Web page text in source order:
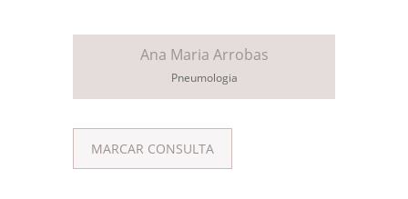
Ana Maria Arrobas
Pneumologia
MARCAR CONSULTA